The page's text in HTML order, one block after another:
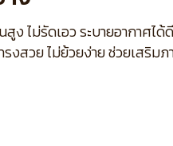
ไม่รัดเอว ระบายอากาศได้
งสวย ไม่ย้วยง่าย ช่วยเส